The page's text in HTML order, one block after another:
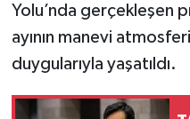
Yolu’nda gerçekleşen
ayının manevi
duygularıyla yaşatıldı.